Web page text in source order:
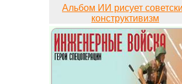
Альбом ИИ рисует
конструктивизм